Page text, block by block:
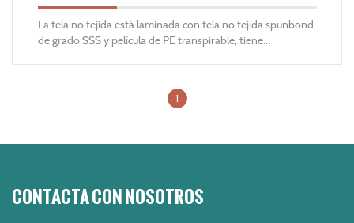
La tela no tejida está laminada con tela no tejida spunbond
de grado SSS y película de PE transpirable, tiene
buen material no tejido para ropa protectora.
1
CONTACTA CON NOSOTROS